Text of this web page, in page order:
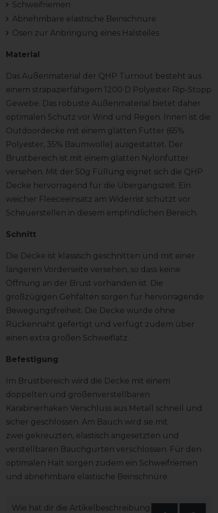
Schweifriemen
Abnehmbare elastische Beinschnüre
Ösen zur Anbringung eines Halsteiles
Material
Das Außenmaterial der QHP Turnout besteht aus
einem strapazierfähigem 1200 D Polyester Rip-Stopp
Gewebe. Das robuste Außenmaterial bietet daher
optimalen Schutz vor Wind und Regen. Innen ist die
Outdoordecke mit einem glatten Futter (65%
Polyester, 35% Baumwolle) ausgestattet. Der
Brustbereich ist mit einem glatten Nylonfutter
versehen. Mit der 50g Füllung eignet sich die QHP
Decke hervorragend für die Übergangszeit. Ein
weicher Fleeceeinsatz am Widerrist schützt vor
Scheuerstellen in diesem empfindlichen Bereich.
Schnitt
Die Decke ist klassisch geschnitten und mit einer
längeren Vorderseite versehen, so dass keine
Öffnung an der Brust vorhanden ist. Die
großzügigen Gehfalten sorgen für hervorragende
Bewegungsfreiheit. Die Decke wurde ohne
Rückennaht gefertigt und verfügt zudem über
einen extra großen Schweiflatz.
Befestigung
Im Brustbereich wird die Decke mit einem
doppelten und größenverstellbaren
Karabinerhaken Verschluss aus Metall schnell und
sicher geschlossen. Am Bauch wird sie mit
zwei gekreuzten, elastisch angesetzten und
verstellbaren Bauchgurten verschlossen. Für den
optimalen Halt sorgen zudem ein Schweifriemen
und abnehmbare elastische Beinschnüre.
Wie hat dir die Artikelbeschreibung